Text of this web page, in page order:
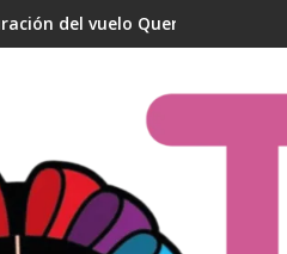
del vuelo Querétaro- Madrid